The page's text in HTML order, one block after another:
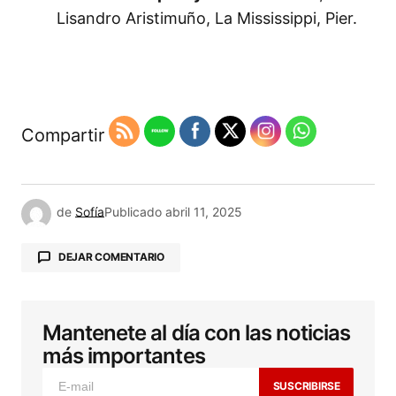
Lisandro Aristimuño, La Mississippi, Pier.
Compartir
de SofíaPublicado abril 11, 2025
DEJAR COMENTARIO
Tu dirección de correo electrónico no será
publicada. Los campos obligatorios están
marcados con *
Mantenete al día con las noticias
más importantes
SUSCRIBIRSE